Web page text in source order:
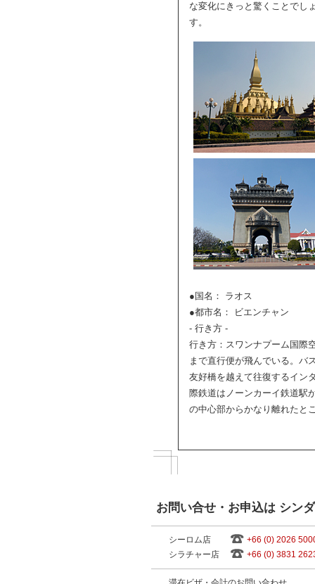
な変化にきっと驚くことでし
す。
●国名： ラオス
●都市名： ビエンチャン
- 行き方 -
行き方：スワンナプーム国際
まで直行便が飛んでいる。バ
友好橋を越えて往復するイン
際鉄道はノーンカーイ鉄道駅
の中心部からかなり離れたと
お問い合せ・お申込は シン
シーロム店
+66 (0) 2026
シラチャー店
+66 (0) 3831